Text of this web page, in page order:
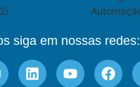
siga em nossas redes: